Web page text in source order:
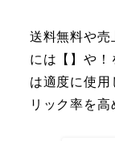
送料無料や
には【】や
は適度に使
リック率を高